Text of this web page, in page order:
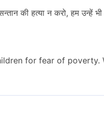
की हत्या न करो, हम उन्हें
for fear of poverty.